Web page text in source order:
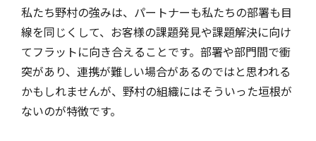
私たち野村の強みは、パートナーも私たちの部署も目
線を同じくして、お客様の課題発見や課題解決に向け
てフラットに向き合えることです。部署や部門間で衝
突があり、連携が難しい場合があるのではと思われる
かもしれませんが、野村の組織にはそういった垣根が
ないのが特徴です。